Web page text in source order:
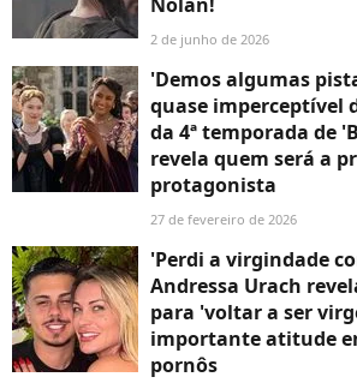
2 de junho de 2026
'Demos algumas
quase imperceptível
da 4ª temporada de
revela quem será a
protagonista
27 de fevereiro de 2026
'Perdi a virgindade
Andressa Urach
para 'voltar a ser
importante atitude
pornôs